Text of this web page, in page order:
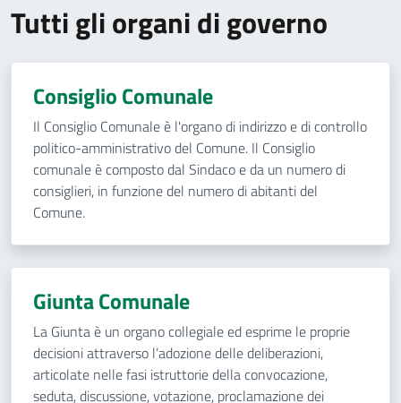
Tutti gli organi di governo
Consiglio Comunale
Il Consiglio Comunale è l'organo di indirizzo e di controllo
politico-amministrativo del Comune. Il Consiglio
comunale è composto dal Sindaco e da un numero di
consiglieri, in funzione del numero di abitanti del
Comune.
Giunta Comunale
La Giunta è un organo collegiale ed esprime le proprie
decisioni attraverso l’adozione delle deliberazioni,
articolate nelle fasi istruttorie della convocazione,
seduta, discussione, votazione, proclamazione dei